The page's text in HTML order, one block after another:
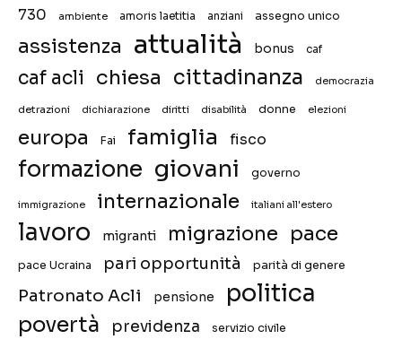
730 ambiente amoris laetitia anziani assegno unico
assistenza attualità bonus caf
caf acli chiesa cittadinanza democrazia
detrazioni dichiarazione diritti disabilità donne elezioni
europa Fai famiglia fisco
formazione giovani governo
immigrazione internazionale italiani all'estero
lavoro migranti migrazione pace
pace Ucraina pari opportunità parità di genere
Patronato Acli pensione politica
povertà previdenza servizio civile